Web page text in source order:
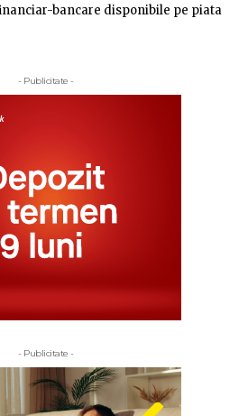
bancare disponibile pe piata
- Publicitate -
- Publicitate -